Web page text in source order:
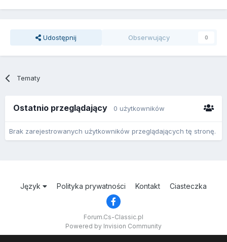
Udostępnij Obserwujący 0
Tematy
Ostatnio przeglądający 0 użytkowników
Brak zarejestrowanych użytkowników przeglądających tę stronę.
Język Polityka prywatności Kontakt Ciasteczka
Forum.Cs-Classic.pl
Powered by Invision Community